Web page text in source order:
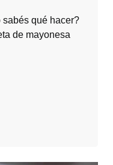
sabés qué hacer?
de mayonesa